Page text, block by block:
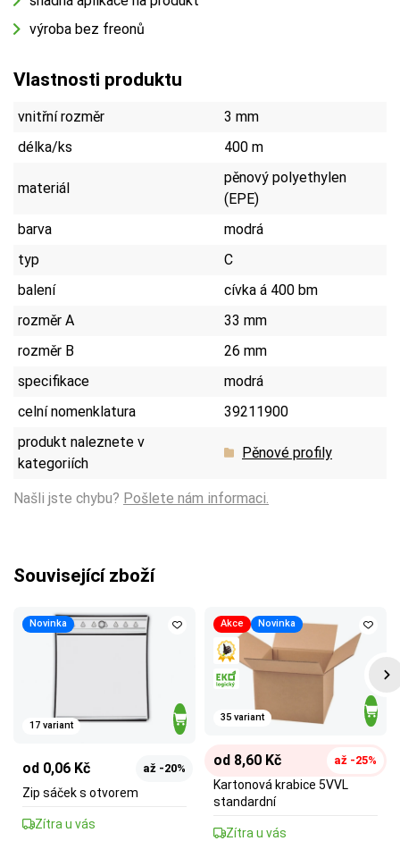
výroba bez freonů
Vlastnosti produktu
vnitřní rozměr
3 mm
délka/ks
400 m
materiál
pěnový polyethylen
(EPE)
barva
modrá
typ
C
balení
cívka á 400 bm
rozměr A
33 mm
rozměr B
26 mm
specifikace
modrá
celní nomenklatura
39211900
produkt naleznete v
kategoriích
Pěnové profily
Našli jste chybu? Pošlete nám informaci.
Související zboží
Novinka
17 variant
od 0,06 Kč až -20%
Zip sáček s otvorem
Zítra u vás
Akce Novinka
35 variant
od 8,60 Kč až -25%
Kartonová krabice 5VVL
standardní
Zítra u vás